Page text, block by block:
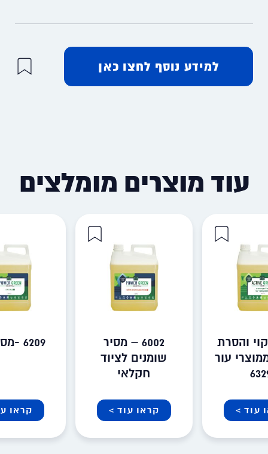
למידע נוסף לחצו כאן
עוד מוצרים מומלצים
והסרת
עור
עוד >
6002 – מסיר
שומנים לציוד
חקלאי
קראו עוד >
6209 -מסיר פיח
קראו